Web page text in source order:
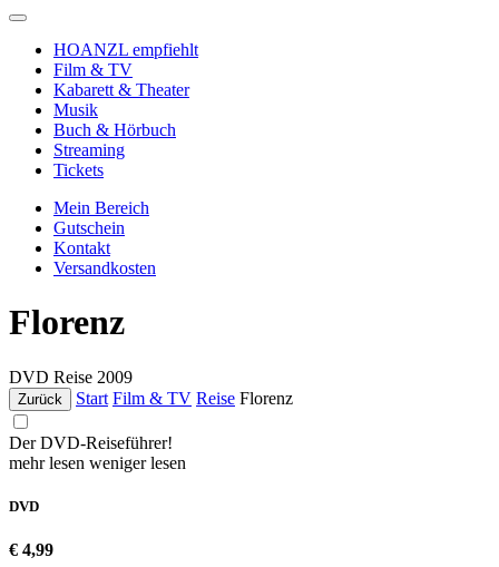
HOANZL empfiehlt
Film & TV
Kabarett & Theater
Musik
Buch & Hörbuch
Streaming
Tickets
Mein Bereich
Gutschein
Kontakt
Versandkosten
Florenz
DVD Reise 2009
Zurück Start Film & TV Reise Florenz
Der DVD-Reiseführer!
mehr lesen weniger lesen
DVD
€ 4,99